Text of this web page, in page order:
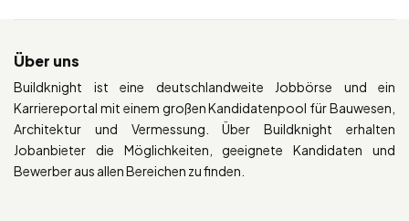
Über uns
Buildknight ist eine deutschlandweite Jobbörse und ein
Karriereportal mit einem großen Kandidatenpool für Bauwesen,
Architektur und Vermessung. Über Buildknight erhalten
Jobanbieter die Möglichkeiten, geeignete Kandidaten und
Bewerber aus allen Bereichen zu finden.